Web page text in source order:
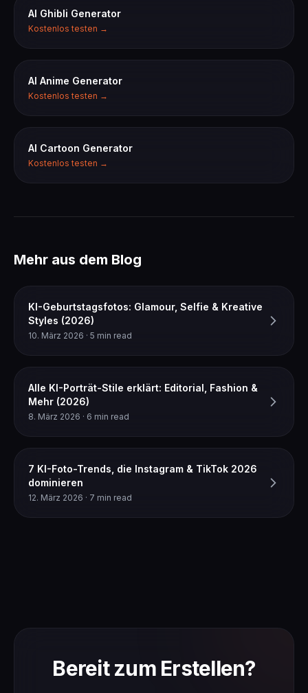
AI Ghibli Generator
Kostenlos testen →
AI Anime Generator
Kostenlos testen →
AI Cartoon Generator
Kostenlos testen →
Mehr aus dem Blog
KI-Geburtstagsfotos: Glamour, Selfie & Kreative
Styles (2026)
10. März 2026 · 5 min read
Alle KI-Porträt-Stile erklärt: Editorial, Fashion &
Mehr (2026)
8. März 2026 · 6 min read
7 KI-Foto-Trends, die Instagram & TikTok 2026
dominieren
12. März 2026 · 7 min read
Bereit zum Erstellen?